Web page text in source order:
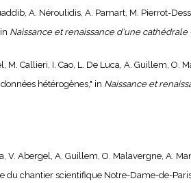
A. Néroulidis, A. Pamart, M. Pierrot-
Naissance et renaissance d'une
M. Callieri, I. Cao, L. De Luca, A. Guillem,
hétérogènes," in Naissance et
V. Abergel, A. Guillem, O. Malavergne, A.
du chantier scientifique Notre-Dame-de-